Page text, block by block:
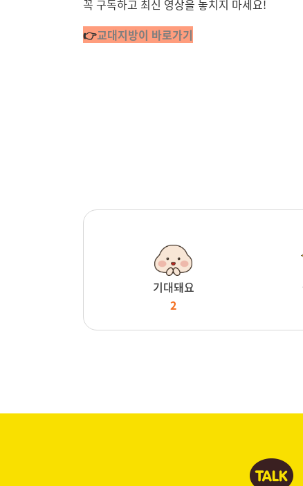
꼭 구독하고 최신 영상을 놓치지 마세요!
👉교대지방이 바로가기
기대돼요
2